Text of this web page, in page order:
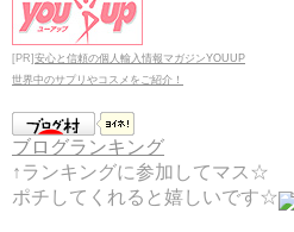
[PR] 安心と信頼の個人輸入情報マガジンYOUUP
世界中のサプリやコスメをご紹介！
ブログランキング
↑ランキングに参加してマス☆
ポチしてくれると嬉しいです☆